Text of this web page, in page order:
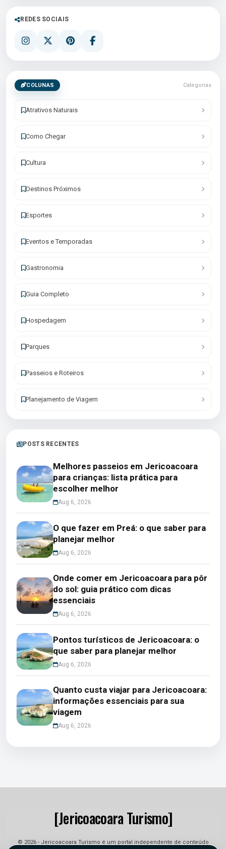
REDES SOCIAIS
COLUNAS Categorias
Atrativos Naturais
Como Chegar
Cultura
Destinos Próximos
Esportes
Eventos e Temporadas
Gastronomia
Guia Completo
Hospedagem
Parques
Passeios e Roteiros
Planejamento de Viagem
POSTS RECENTES
Melhores passeios em Jericoacoara
para crianças: lista prática para
escolher melhor
Aug 6, 2026
O que fazer em Preá: o que saber para
planejar melhor
Aug 6, 2026
Onde comer em Jericoacoara para pôr
do sol: guia prático com dicas
essenciais
Aug 6, 2026
Pontos turísticos de Jericoacoara: o
que saber para planejar melhor
Aug 6, 2026
Quanto custa viajar para Jericoacoara:
informações essenciais para sua
viagem
Aug 6, 2026
[Jericoacoara Turismo]
© 2026 - Jericoacoara Turismo é um portal independente de conteúdo